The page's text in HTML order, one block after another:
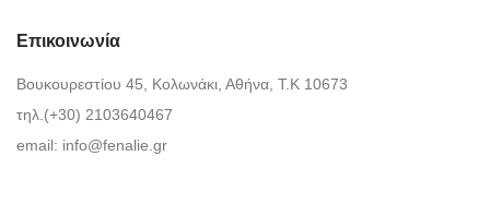
Επικοινωνία
Βουκουρεστίου 45, Κολωνάκι, Αθήνα, Τ.Κ 10673
τηλ.(+30) 2103640467
email: info@fenalie.gr